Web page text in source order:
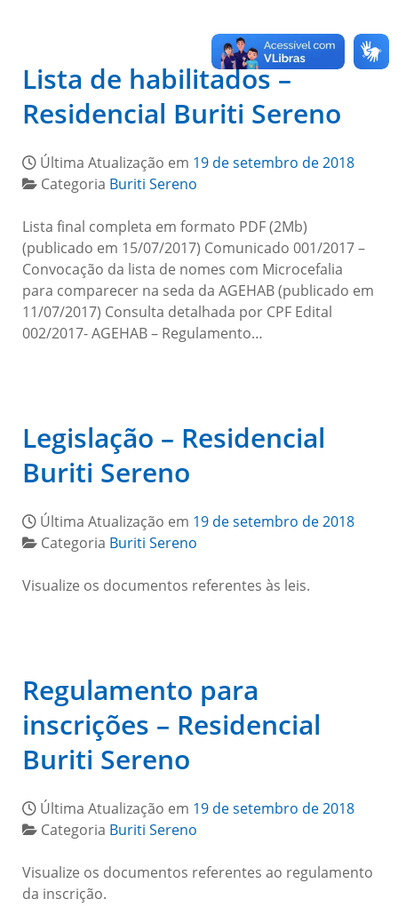
Lista de habilitados –
Residencial Buriti Sereno
Última Atualização em 19 de setembro de 2018
Categoria Buriti Sereno
Lista final completa em formato PDF (2Mb)
(publicado em 15/07/2017) Comunicado 001/2017 –
Convocação da lista de nomes com Microcefalia
para comparecer na seda da AGEHAB (publicado em
11/07/2017) Consulta detalhada por CPF Edital
002/2017- AGEHAB – Regulamento…
Legislação – Residencial
Buriti Sereno
Última Atualização em 19 de setembro de 2018
Categoria Buriti Sereno
Visualize os documentos referentes às leis.
Regulamento para
inscrições – Residencial
Buriti Sereno
Última Atualização em 19 de setembro de 2018
Categoria Buriti Sereno
Visualize os documentos referentes ao regulamento
da inscrição.